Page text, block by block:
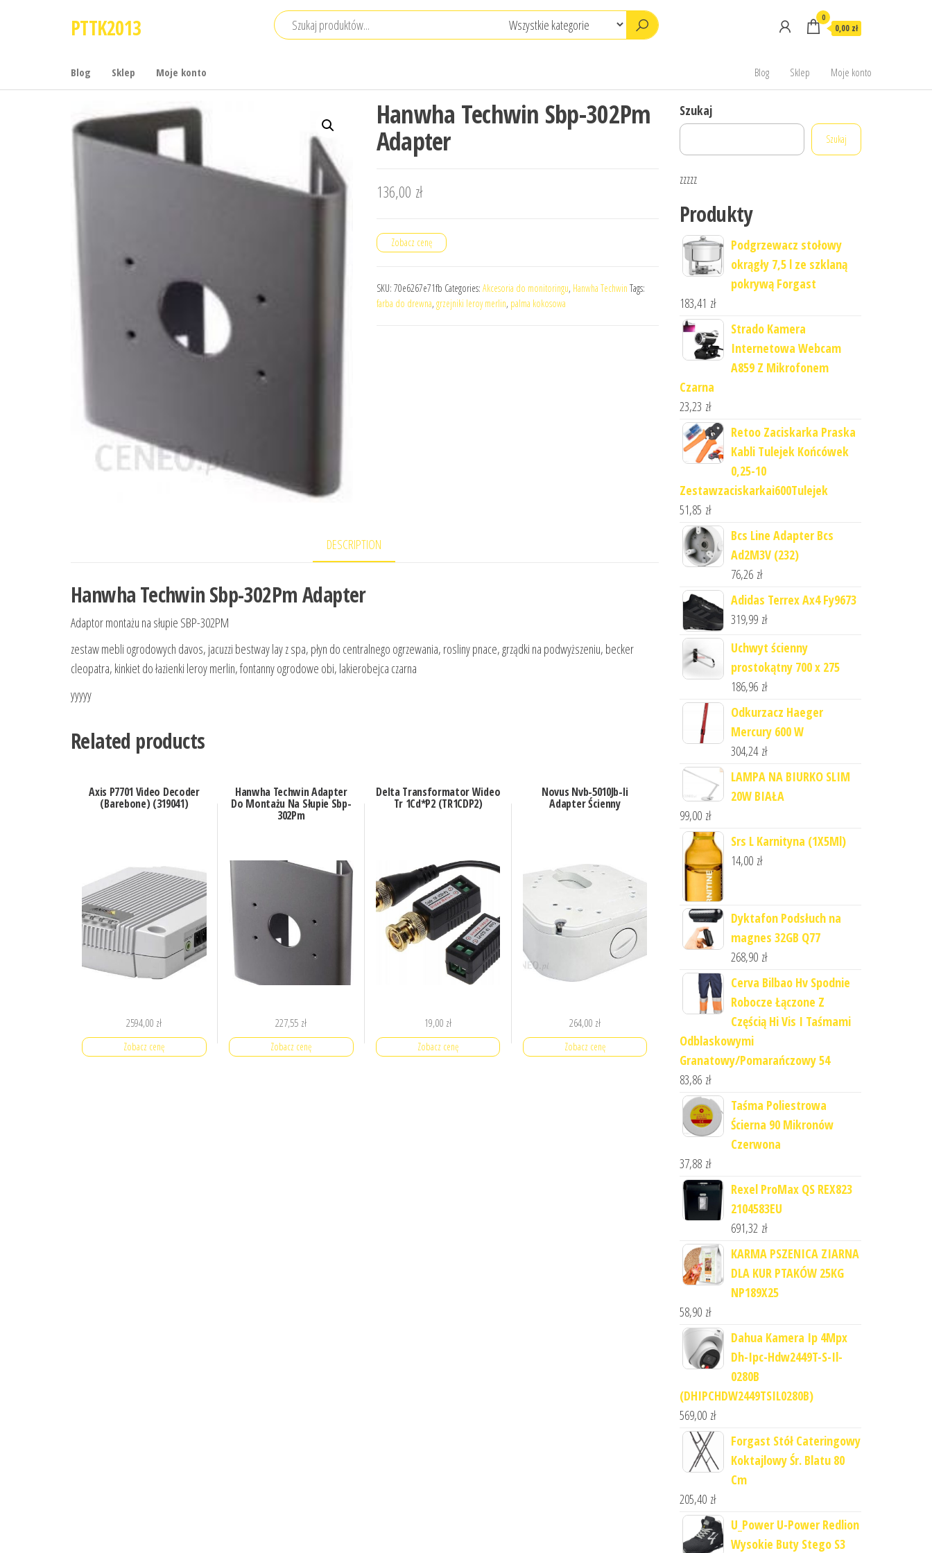
PTTK2013 0
0,00 zł
Blog Sklep Moje konto Blog Sklep Moje konto
Hanwha Techwin Sbp-302Pm
Adapter
136,00 zł
Zobacz cenę
SKU: 70e6267e71fb Categories: Akcesoria do monitoringu, Hanwha Techwin Tags:
farba do drewna, grzejniki leroy merlin, palma kokosowa
DESCRIPTION
Hanwha Techwin Sbp-302Pm Adapter
Adaptor montażu na słupie SBP-302PM
zestaw mebli ogrodowych davos, jacuzzi bestway lay z spa, płyn do centralnego ogrzewania, rosliny pnace, grządki na podwyższeniu, becker
cleopatra, kinkiet do łazienki leroy merlin, fontanny ogrodowe obi, lakierobejca czarna
yyyyy
Related products
Axis P7701 Video Decoder
(Barebone) (319041)
2594,00 zł
Zobacz cenę
Hanwha Techwin Adapter
Do Montażu Na Słupie Sbp-
302Pm
227,55 zł
Zobacz cenę
Delta Transformator Wideo
Tr 1Cd*P2 (TR1CDP2)
19,00 zł
Zobacz cenę
Novus Nvb-5010Jb-Ii
Adapter Ścienny
264,00 zł
Zobacz cenę
Szukaj
Szukaj
zzzzz
Produkty
Podgrzewacz stołowy
okrągły 7,5 l ze szklaną
pokrywą Forgast
183,41 zł
Strado Kamera
Internetowa Webcam
A859 Z Mikrofonem
Czarna
23,23 zł
Retoo Zaciskarka Praska
Kabli Tulejek Końcówek
0,25-10
Zestawzaciskarkai600Tulejek
51,85 zł
Bcs Line Adapter Bcs
Ad2M3V (232)
76,26 zł
Adidas Terrex Ax4 Fy9673
319,99 zł
Uchwyt ścienny
prostokątny 700 x 275
186,96 zł
Odkurzacz Haeger
Mercury 600 W
304,24 zł
LAMPA NA BIURKO SLIM
20W BIAŁA
99,00 zł
Srs L Karnityna (1X5Ml)
14,00 zł
Dyktafon Podsłuch na
magnes 32GB Q77
268,90 zł
Cerva Bilbao Hv Spodnie
Robocze Łączone Z
Częścią Hi Vis I Taśmami
Odblaskowymi
Granatowy/Pomarańczowy 54
83,86 zł
Taśma Poliestrowa
Ścierna 90 Mikronów
Czerwona
37,88 zł
Rexel ProMax QS REX823
2104583EU
691,32 zł
KARMA PSZENICA ZIARNA
DLA KUR PTAKÓW 25KG
NP189X25
58,90 zł
Dahua Kamera Ip 4Mpx
Dh-Ipc-Hdw2449T-S-Il-
0280B
(DHIPCHDW2449TSIL0280B)
569,00 zł
Forgast Stół Cateringowy
Koktajlowy Śr. Blatu 80
Cm
205,40 zł
U_Power U-Power Redlion
Wysokie Buty Stego S3